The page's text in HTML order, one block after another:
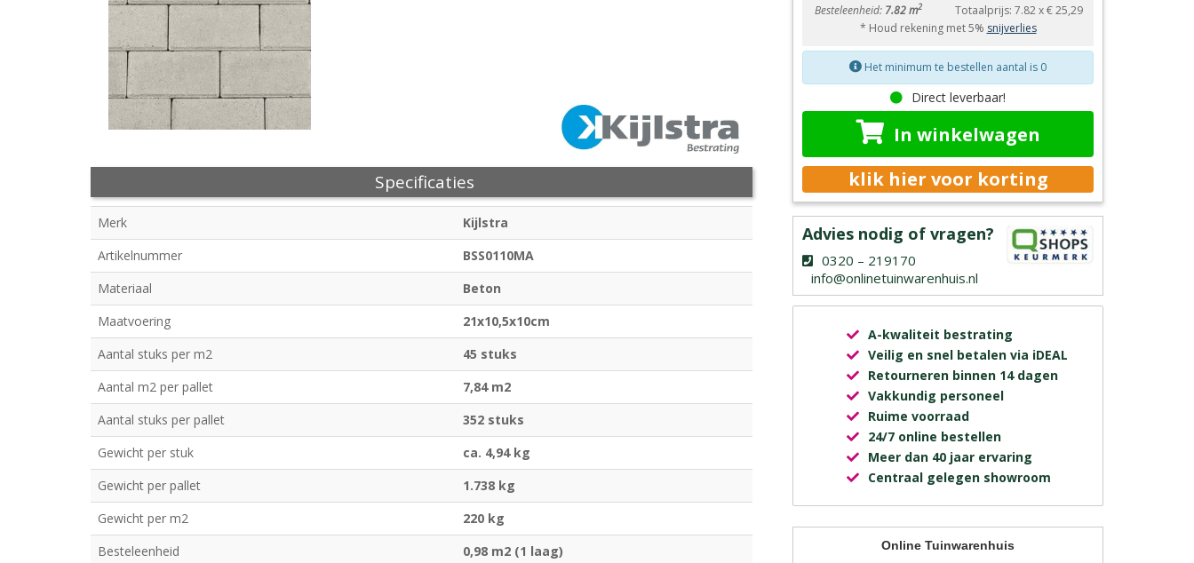
Specificaties
Merk
Kijlstra
Artikelnummer
BSS0110MA
Materiaal
Beton
Maatvoering
21x10,5x10cm
Aantal stuks per m2
45 stuks
Aantal m2 per pallet
7,84 m2
Aantal stuks per pallet
352 stuks
Gewicht per stuk
ca. 4,94 kg
Gewicht per pallet
1.738 kg
Gewicht per m2
220 kg
Besteleenheid
0,98 m2 (1 laag)
Besteleenheid: 7.82 m2 Totaalprijs: 7.82x€ 25,29
* Houd rekening met 5% snijverlies
Het minimum te bestellen aantal is 0
Direct leverbaar!
In winkelwagen
klik hier voor korting
Advies nodig of vragen?
0320 – 219170
info@onlinetuinwarenhuis.nl
A-kwaliteit bestrating
Veilig en snel betalen via iDEAL
Retourneren binnen 14 dagen
Vakkundig personeel
Ruime voorraad
24/7 online bestellen
Meer dan 40 jaar ervaring
Centraal gelegen showroom
Online Tuinwarenhuis